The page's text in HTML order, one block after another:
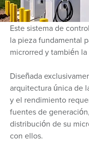
Este sistema de
la pieza fundamental
microrred y también
Diseñada
arquitectura única de
y el rendimiento
fuentes de
distribución de su
con ellos.